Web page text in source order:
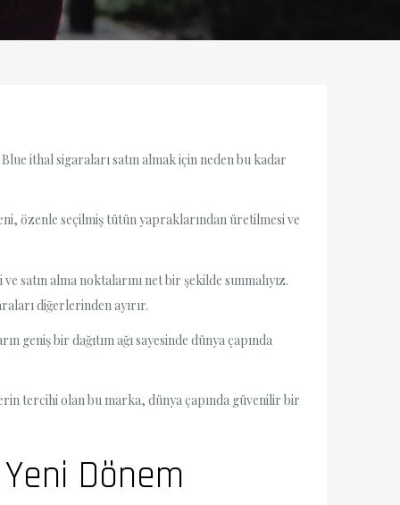
ithal sigaraları satın almak için neden bu kadar
özenle seçilmiş tütün yapraklarından üretilmesi ve
satın alma noktalarını net bir şekilde sunmalıyız.
diğerlerinden ayırır.
bir dağıtım ağı sayesinde dünya çapında
tercihi olan bu marka, dünya çapında güvenilir bir
Dönem